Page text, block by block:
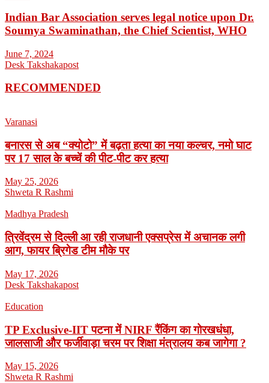
Indian Bar Association serves legal notice upon Dr.
Soumya Swaminathan, the Chief Scientist, WHO
June 7, 2024
Desk Takshakapost
RECOMMENDED
Varanasi
बनारस से अब “क्योटो” में बढ़ता हत्या का नया कल्चर, नमो घाट
पर 17 साल के बच्चें की पीट-पीट कर हत्या
May 25, 2026
Shweta R Rashmi
Madhya Pradesh
त्रिवेंद्रम से दिल्ली आ रही राजधानी एक्सप्रेस में अचानक लगी
आग, फायर ब्रिगेड टीम मौके पर
May 17, 2026
Desk Takshakapost
Education
TP Exclusive-IIT पटना में NIRF रैंकिंग का गोरखधंधा,
जालसाजी और फर्जीवाड़ा चरम पर शिक्षा मंत्रालय कब जागेगा ?
May 15, 2026
Shweta R Rashmi